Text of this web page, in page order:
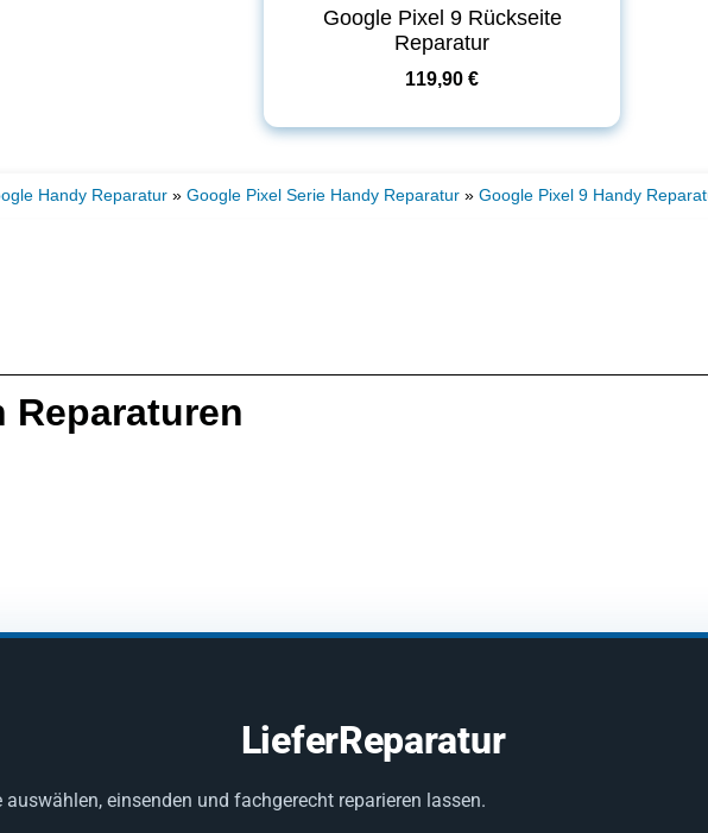
Google Pixel 9 Rückseite
Reparatur
119,90 €
Handy Reparatur » Google Pixel Serie Handy Reparatur » Google Pixel 9 Handy
Reparaturen
LieferReparatur
einsenden und fachgerecht reparieren lassen.